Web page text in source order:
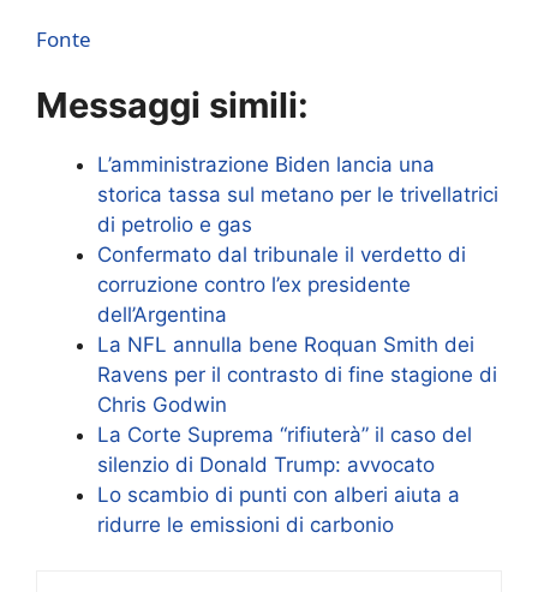
Fonte
Messaggi simili:
L’amministrazione Biden lancia una
storica tassa sul metano per le trivellatrici
di petrolio e gas
Confermato dal tribunale il verdetto di
corruzione contro l’ex presidente
dell’Argentina
La NFL annulla bene Roquan Smith dei
Ravens per il contrasto di fine stagione di
Chris Godwin
La Corte Suprema “rifiuterà” il caso del
silenzio di Donald Trump: avvocato
Lo scambio di punti con alberi aiuta a
ridurre le emissioni di carbonio